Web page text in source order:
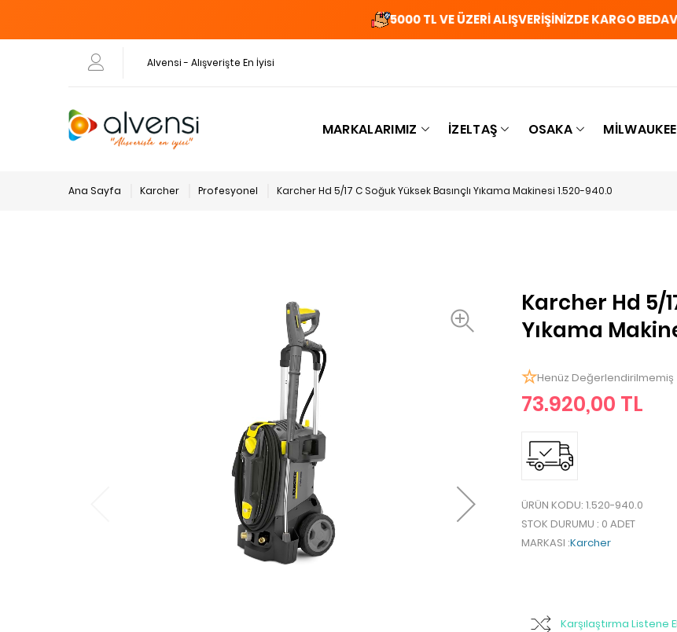
5000 TL VE ÜZERİ ALIŞVERİŞİNİZDE KARGO
Alvensi - Alışverişte En İyisi
MARKALARIMIZ İZELTAŞ OSAKA MILWAUKEE
Ana Sayfa Karcher Profesyonel Karcher Hd 5/17 C Soğuk Yüksek Basınçlı Yıkama Makinesi 1.520-940.0
Karcher Hd 5/
Yıkama
Henüz Değerlendirilmemiş
73.920,00 TL
ÜRÜN KODU: 1.520-940.0
STOK DURUMU : 0 ADET
MARKASI :Karcher
Karşılaştırma Listene